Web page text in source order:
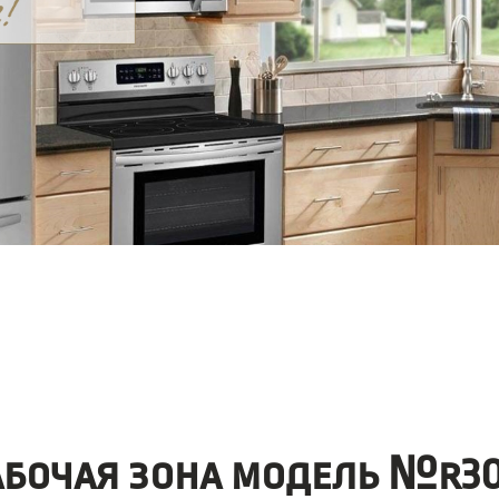
зона модель